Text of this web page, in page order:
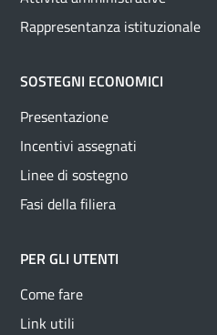
Rappresentanza istituzionale
SOSTEGNI ECONOMICI
Presentazione
Incentivi assegnati
Linee di sostegno
Fasi della filiera
PER GLI UTENTI
Come fare
Link utili